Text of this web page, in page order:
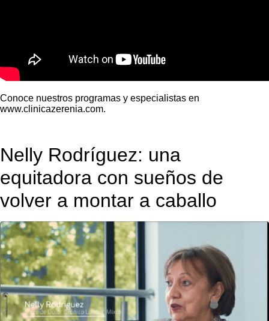
Conoce nuestros programas y especialistas en
www.clinicazerenia.com.
Nelly Rodríguez: una
equitadora con sueños de
volver a montar a caballo